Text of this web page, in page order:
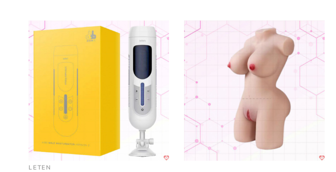
Độ đàn hồivà dẻo dai của silicone cũng ở mức hoàn hảo . Nhờ đó bạn có
dùng lực khác nhau
. Dù tự sướng nhanh hay chậm, mạnh hay nhẹ thì “cô
xúc phê pha tê tái không thể quên.
LETEN